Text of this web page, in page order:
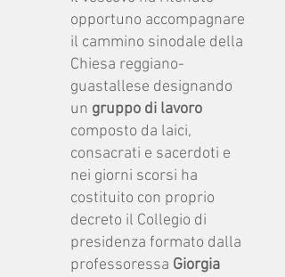
opportuno accompagnare
il cammino sinodale della
Chiesa reggiano-
guastallese designando
un gruppo di lavoro
composto da laici,
consacrati e sacerdoti e
nei giorni scorsi ha
costituito con proprio
decreto il Collegio di
presidenza formato dalla
professoressa Giorgia